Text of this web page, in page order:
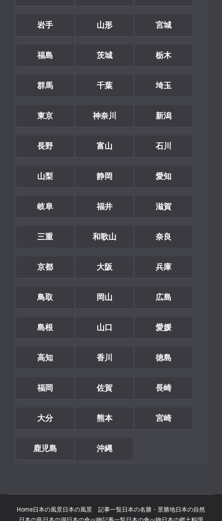
岩手 山形 宮城
福島 茨城 栃木
群馬 千葉 埼玉
東京 神奈川 新潟
長野 富山 石川
山梨 静岡 愛知
岐阜 福井 滋賀
三重 和歌山 奈良
京都 大阪 兵庫
鳥取 岡山 広島
島根 山口 愛媛
高知 香川 徳島
福岡 佐賀 長崎
大分 熊本 宮崎
鹿児島 沖縄
Home日本の風景日本の風景 記事一覧日本の名勝・景勝地日本の自然